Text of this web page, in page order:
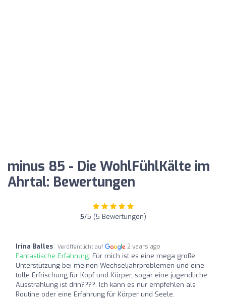
minus 85 - Die WohlFühlKälte im
Ahrtal: Bewertungen
5/5 (5 Bewertungen)
Irina Balles Veröffentlicht auf 2 years ago
Fantastische Erfahrung: Für mich ist es eine mega große
Unterstützung bei meinen Wechseljahrproblemen und eine
tolle Erfrischung für Kopf und Körper, sogar eine jugendliche
Ausstrahlung ist drin????. Ich kann es nur empfehlen als
Routine oder eine Erfahrung für Körper und Seele.